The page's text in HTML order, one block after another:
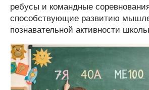
ребусы и командные
способствующие развитию
познавательной активности